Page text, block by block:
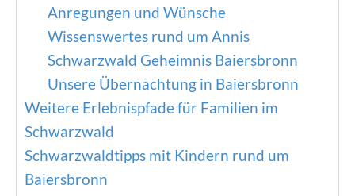
Anregungen und Wünsche
Wissenswertes rund um Annis
Schwarzwald Geheimnis Baiersbronn
Unsere Übernachtung in Baiersbronn
Weitere Erlebnispfade für Familien im
Schwarzwald
Schwarzwaldtipps mit Kindern rund um
Baiersbronn